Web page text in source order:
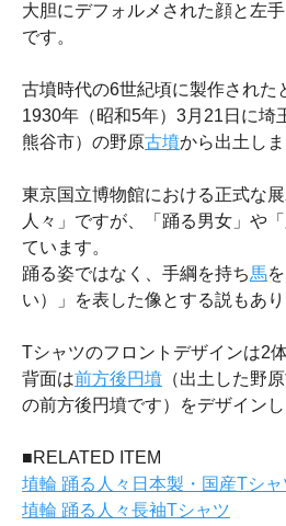
大胆にデフォルメされた顔と左
です。
古墳時代の6世紀頃に製作された
1930年（昭和5年）3月21日に埼
熊谷市）の野原古墳から出土しま
東京国立博物館における正式な
人々」ですが、「踊る男女」や
ています。
踊る姿ではなく、手綱を持ち馬
い）」を表した像とする説もあり
Tシャツのフロントデザインは2
背面は前方後円墳 （出土した野
の前方後円墳です）をデザインし
■RELATED ITEM
埴輪 踊る人々日本製・国産Tシャ
埴輪 踊る人々長袖Tシャツ